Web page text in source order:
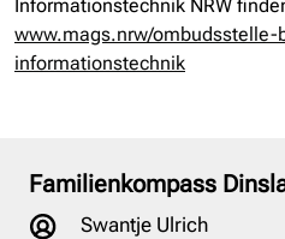
Informationstechnik NRW
www.mags.nrw/ombudsstelle-
informationstechnik
Familienkompass
Swantje Ulrich